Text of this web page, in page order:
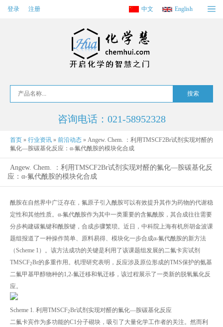
登录 注册 中文 English
咨询电话：021-58952328
首页 » 行业资讯 » 前沿动态 » Angew. Chem. ：利用TMSCF2Br试剂实现对醛的
氟化—胺碳基化反应：α-氟代酰胺的模块化合成
Angew. Chem. ：利用TMSCF2Br试剂实现对醛的氟化—胺碳基化反
应：α-氟代酰胺的模块化合成
酰胺在自然界中广泛存在，氟原子引入酰胺可以有效提升其作为药物的代谢稳
定性和其他性质。α-氟代酰胺作为其中一类重要的含氟酰胺，其合成往往需要
分步构建碳氟键和酰胺键，合成步骤繁琐。近日，中科院上海有机所胡金波课
题组报道了一种操作简单、原料易得、模块化一步合成α-氟代酰胺的新方法
（Scheme 1）。该方法成功的关键是利用了该课题组发展的二氟卡宾试剂
TMSCF2Br的多重作用。机理研究表明，反应涉及原位形成的TMS保护的氨基
二氟甲基甲醇物种的1,2-氟迁移和氧迁移，该过程展示了一类新的脱氧氟化反
应。
Scheme 1. 利用TMSCF2Br试剂实现对醛的氟化—胺碳基化反应
二氟卡宾作为多功能的C1分子砌块，吸引了大量化学工作者的关注。然而利